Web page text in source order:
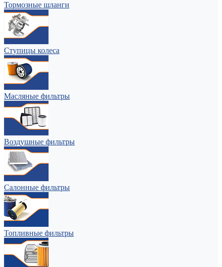
Тормозные шланги
Ступицы колеса
Масляные фильтры
Воздушные фильтры
Салонные фильтры
Топливные фильтры